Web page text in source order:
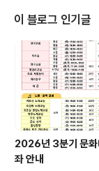
생활을 즐기실 수 있도록
재 접수중으로 3분기(7
심과 참여 부탁드립니
강좌 #교육 #스마트폰
#일상 #양천구 #문화예
이 블로그 인기글
2026년 3분기 문화
좌 안내